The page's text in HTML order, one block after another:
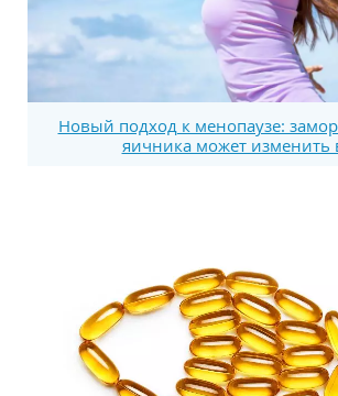
Новый подход к менопаузе:
яичника может изменить